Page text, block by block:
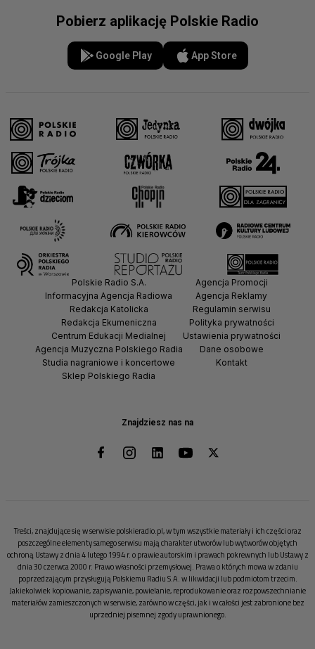
Pobierz aplikację Polskie Radio
Google Play App Store
Znajdziesz nas na
Polskie Radio S.A.
Informacyjna Agencja Radiowa
Redakcja Katolicka
Redakcja Ekumeniczna
Centrum Edukacji Medialnej
Agencja Muzyczna Polskiego Radia
Studia nagraniowe i koncertowe
Sklep Polskiego Radia
Agencja Promocji
Agencja Reklamy
Regulamin serwisu
Polityka prywatności
Ustawienia prywatności
Dane osobowe
Kontakt
Treści, znajdujące się w serwisie polskieradio.pl, w tym wszystkie materiały i ich części oraz
poszczególne elementy samego serwisu mają charakter utworów lub wytworów objętych
ochroną Ustawy z dnia 4 lutego 1994 r. o prawie autorskim i prawach pokrewnych lub Ustawy z
dnia 30 czerwca 2000 r. Prawo własności przemysłowej. Prawa o których mowa w zdaniu
poprzedzającym przysługują Polskiemu Radiu S.A. w likwidacji lub podmiotom trzecim.
Jakiekolwiek kopiowanie, zapisywanie, powielanie, reprodukowanie oraz rozpowszechnianie
materiałów zamieszczonych w serwisie, zarówno w części, jak i w całości jest zabronione bez
uprzedniej pisemnej zgody uprawnionego.